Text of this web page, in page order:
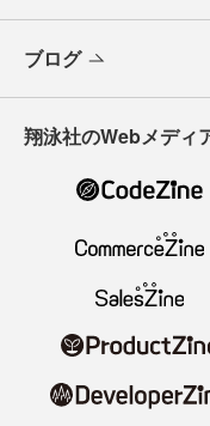
ブログ
翔泳社のWebメディ